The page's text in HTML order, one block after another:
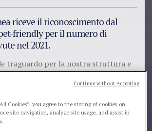
riceve il riconoscimento dal
friendly per il numero di
nel 2021.
traguardo per la nostra struttura e
staff, amante degli animali.
dedicati Pet Friendly, il noto
Zampa Vacanza, ci ha onorati
Cookies”, you agree to the storing of cookies on
site navigation, analyze site usage, and assist in
Continue without Accepting